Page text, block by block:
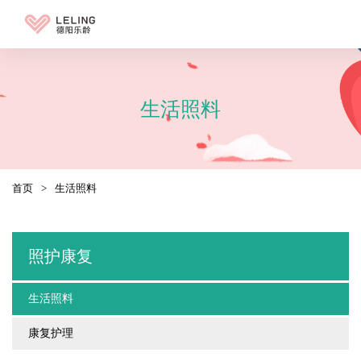
生活照料
首页 > 生活照料
照护康复
生活照料
康复护理